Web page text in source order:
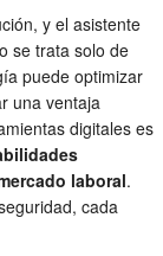
y el asistente
se trata solo de
puede optimizar
una ventaja
digitales es
laboral.
cada